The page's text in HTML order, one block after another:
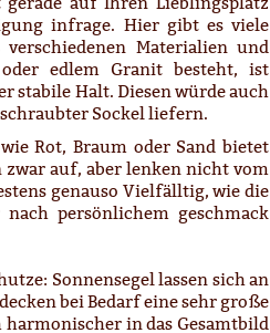
infrage. Hier gibt es viele
Materialien und
edlem Granit besteht, ist
stabile Halt. Diesen würde auch
Sockel liefern.
Rot, Braum oder Sand bietet
auf, aber lenken nicht vom
genauso Vielfälltig, wie die
persönlichem geschmack
Sonnensegel lassen sich an
bei Bedarf eine sehr große
harmonischer in das Gesamtbild